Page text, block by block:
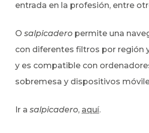
entrada en la profesión, entre
O salpicadero permite una
con diferentes filtros por región
y es compatible con
sobremesa y dispositivos
Ir a salpicadero, aquí.